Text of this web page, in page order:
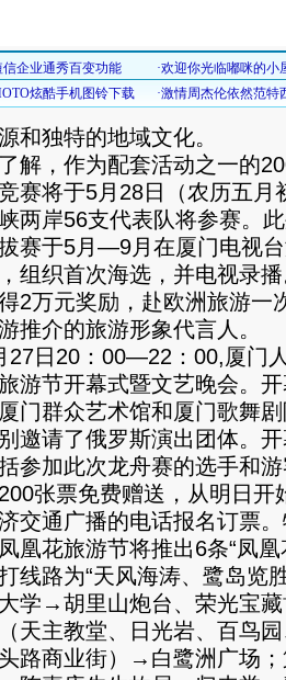
和独特的地域文化。
，作为配套活动之一的
赛将于5月28日（农历五
两岸56支代表队将参赛。
赛于5月—9月在厦门电视
组织首次海选，并电视录
2万元奖励，赴欧洲旅游一
推介的旅游形象代言人。
日20：00—22：00,厦门人
游节开幕式暨文艺晚会。
门群众艺术馆和厦门歌舞
邀请了俄罗斯演出团体。
参加此次龙舟赛的选手和
张票免费赠送，从明日开
交通广播的电话报名订票
凰花旅游节将推出6条“凤
路为“天风海涛、鹭岛览
学→胡里山炮台、荣光宝
天主教堂、日光岩、百鸟
路商业街）→白鹭洲广场